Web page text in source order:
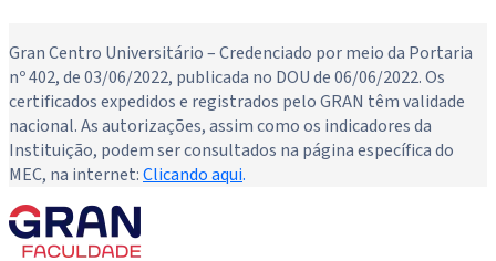
Gran Centro Universitário – Credenciado por meio da Portaria
nº 402, de 03/06/2022, publicada no DOU de 06/06/2022. Os
certificados expedidos e registrados pelo GRAN têm validade
nacional. As autorizações, assim como os indicadores da
Instituição, podem ser consultados na página específica do
MEC, na internet:Clicando aqui.